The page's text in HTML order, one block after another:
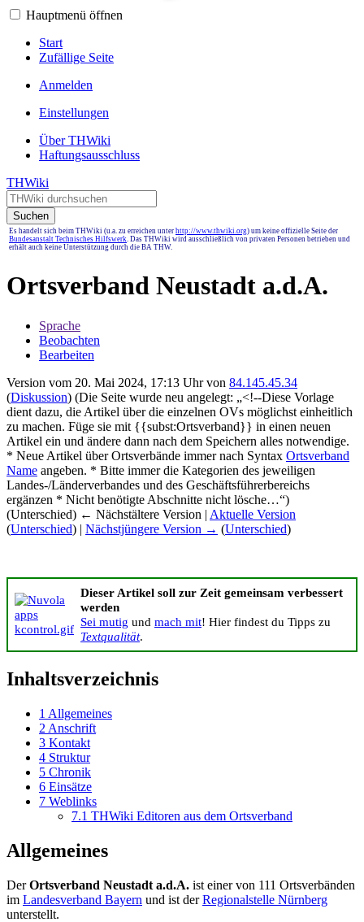
Hauptmenü öffnen
Start
Zufällige Seite
Anmelden
Einstellungen
Über THWiki
Haftungsausschluss
THWiki
Suchen
Es handelt sich beim THWiki (u.a. zu erreichen unter http://www.thwiki.org) um keine offizielle Seite der
Bundesanstalt Technisches Hilfswerk. Das THWiki wird ausschließlich von privaten Personen betrieben und
erhält auch keine Unterstützung durch die BA THW.
Ortsverband Neustadt a.d.A.
Sprache
Beobachten
Bearbeiten
Version vom 20. Mai 2024, 17:13 Uhr von 84.145.45.34
(Diskussion) (Die Seite wurde neu angelegt: „<!--Diese Vorlage
dient dazu, die Artikel über die einzelnen OVs möglichst einheitlich
zu machen. Füge sie mit {{subst:Ortsverband}} in einen neuen
Artikel ein und ändere dann nach dem Speichern alles notwendige.
* Neue Artikel über Ortsverbände immer nach Syntax Ortsverband
Name angeben. * Bitte immer die Kategorien des jeweiligen
Landes-/Länderverbandes und des Geschäftsführerbereichs
ergänzen * Nicht benötigte Abschnitte nicht lösche…“)
(Unterschied) ← Nächstältere Version | Aktuelle Version
(Unterschied) | Nächstjüngere Version → (Unterschied)
Dieser Artikel soll zur Zeit gemeinsam verbessert
werden
Sei mutig und mach mit! Hier findest du Tipps zu
Textqualität.
Inhaltsverzeichnis
1 Allgemeines
2 Anschrift
3 Kontakt
4 Struktur
5 Chronik
6 Einsätze
7 Weblinks
7.1 THWiki Editoren aus dem Ortsverband
Allgemeines
DerOrtsverband Neustadt a.d.A. ist einer von 111 Ortsverbänden
im Landesverband Bayern und ist derRegionalstelle Nürnberg
unterstellt.